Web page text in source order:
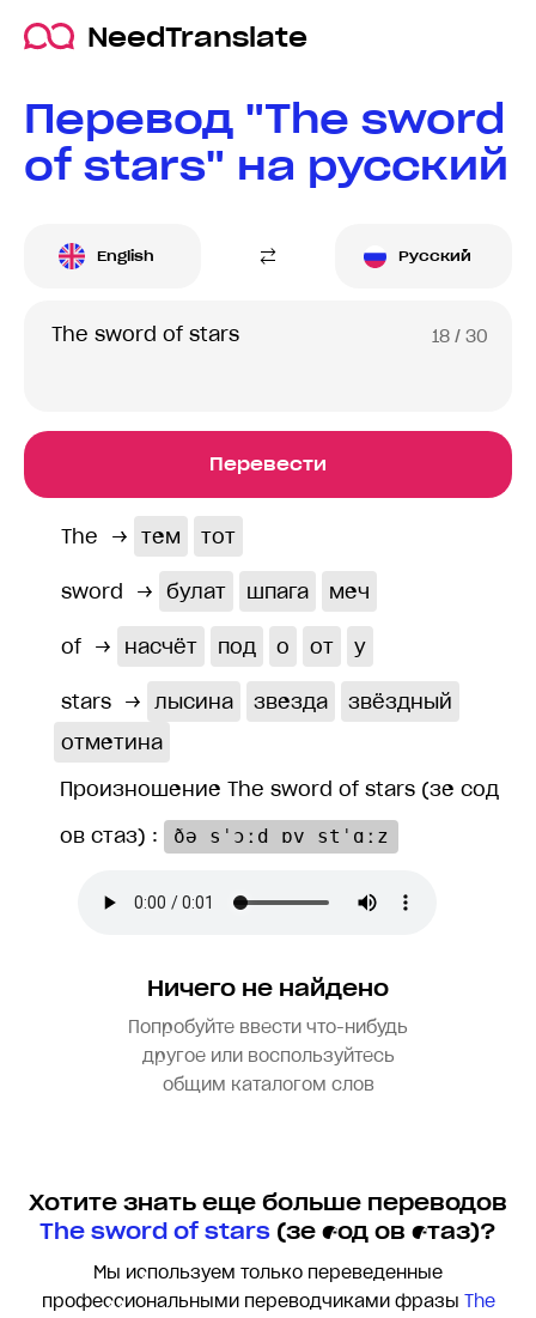
NeedTranslate
Перевод "The sword
of stars" на русский
English Русский
18 / 30
Перевести
The → тем тот
sword → булат шпага меч
of → насчёт под о от у
stars → лысина звезда
звёздный
отметина
Произношение The sword of stars (зе сод
ов стаз) :
ðə sˈɔːd ɒv stˈɑːz
Ничего не найдено
Попробуйте ввести что-нибудь
другое или воспользуйтесь
общим каталогом слов
Хотите знать еще больше переводов
The sword of stars (зе сод ов стаз)?
Мы используем только переведенные
профессиональными переводчиками фразы The